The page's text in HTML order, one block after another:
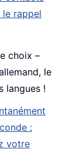
le rappel
choix –
le
langues !
:
votre